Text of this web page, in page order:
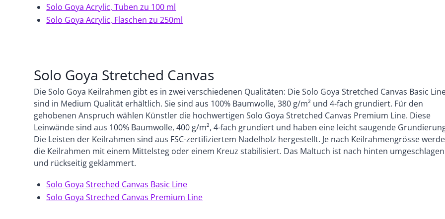
Solo Goya Acrylic, Tuben zu 100 ml
Solo Goya Acrylic, Flaschen zu 250ml
Solo Goya Stretched Canvas
Die Solo Goya Keilrahmen gibt es in zwei verschiedenen Qualitäten: Die Solo Goya Stretched Canvas Basic
sind in Medium Qualität erhältlich. Sie sind aus 100% Baumwolle, 380 g/m² und 4-fach grundiert. Für den
gehobenen Anspruch wählen Künstler die hochwertigen Solo Goya Stretched Canvas Premium Line. Diese
Leinwände sind aus 100% Baumwolle, 400 g/m², 4-fach grundiert und haben eine leicht saugende
Die Leisten der Keilrahmen sind aus FSC-zertifiziertem Nadelholz hergestellt. Je nach Keilrahmengrösse
die Keilrahmen mit einem Mittelsteg oder einem Kreuz stabilisiert. Das Maltuch ist nach hinten umgeschlagen
und rückseitig geklammert.
Solo Goya Streched Canvas Basic Line
Solo Goya Streched Canvas Premium Line